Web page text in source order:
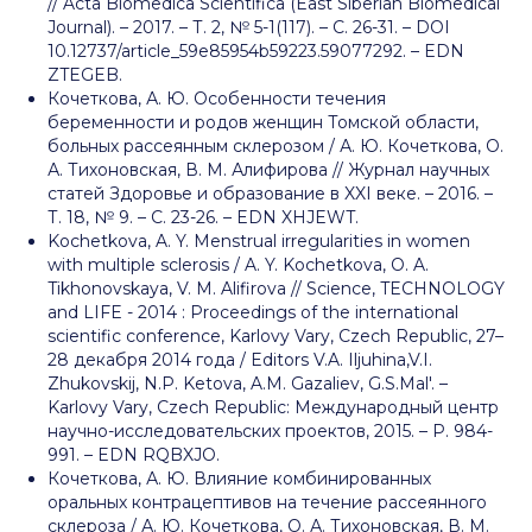
Journal). – 2017. – Т. 2, № 5-1(117). – С. 26-31. – DOI
10.12737/article_59e85954b59223.59077292. – EDN
ZTEGEB.
Кочеткова, А. Ю. Особенности течения
беременности и родов женщин Томской области,
больных рассеянным склерозом / А. Ю. Кочеткова, О.
А. Тихоновская, В. М. Алифирова // Журнал научных
статей Здоровье и образование в XXI веке. – 2016. –
Т. 18, № 9. – С. 23-26. – EDN XHJEWT.
Kochetkova, A. Y. Menstrual irregularities in women
with multiple sclerosis / A. Y. Kochetkova, O. A.
Tikhonovskaya, V. M. Alifirova // Science, TECHNOLOGY
and LIFE - 2014 : Proceedings of the international
scientific conference, Karlovy Vary, Czech Republic, 27–
28 декабря 2014 года / Editors V.A. Iljuhina,V.I.
Zhukovskij, N.P. Ketova, A.M. Gazaliev, G.S.Mal'. –
Karlovy Vary, Czech Republic: Международный центр
научно-исследовательских проектов, 2015. – P. 984-
991. – EDN RQBXJO.
Кочеткова, А. Ю. Влияние комбинированных
оральных контрацептивов на течение рассеянного
склероза / А. Ю. Кочеткова, О. А. Тихоновская, В. М.